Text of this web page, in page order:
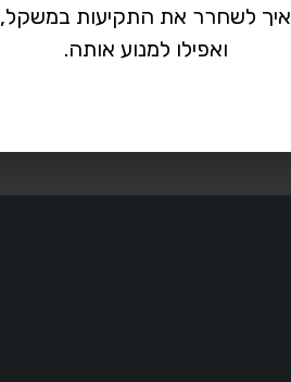
איך לשחרר את התקיעות במשקל,
ואפילו למנוע אותה.